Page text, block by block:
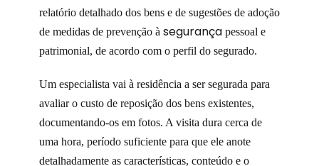
relatório detalhado dos bens e de sugestões de adoção
de medidas de prevenção à segurança pessoal e
patrimonial, de acordo com o perfil do segurado.
Um especialista vai à residência a ser segurada para
avaliar o custo de reposição dos bens existentes,
documentando-os em fotos. A visita dura cerca de
uma hora, período suficiente para que ele anote
detalhadamente as características, conteúdo e o